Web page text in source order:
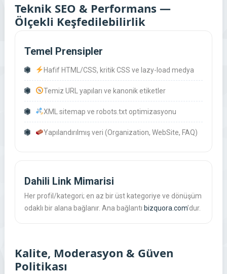
Teknik SEO & Performans —
Ölçekli Keşfedilebilirlik
Temel Prensipler
Hafif HTML/CSS, kritik CSS ve lazy-load medya
Temiz URL yapıları ve kanonik etiketler
XML sitemap ve robots.txt optimizasyonu
Yapılandırılmış veri (Organization, WebSite, FAQ)
Dahili Link Mimarisi
Her profil/kategori; en az bir üst kategoriye ve dönüşüm
odaklı bir alana bağlanır. Ana bağlantı bizquora.com’dur.
Kalite, Moderasyon & Güven
Politikası